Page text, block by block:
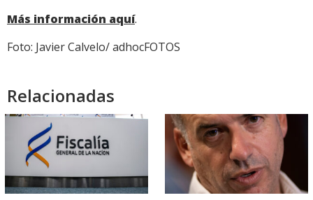
Más información aquí.
Foto: Javier Calvelo/ adhocFOTOS
Relacionadas